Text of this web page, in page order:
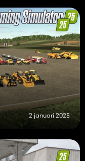
2 januari 2025